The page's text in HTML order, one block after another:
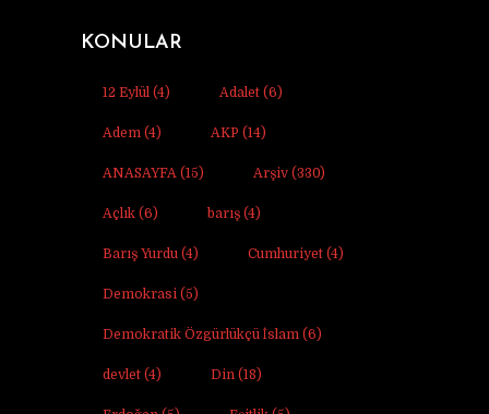
KONULAR
12 Eylül (4) Adalet (6)
Adem (4) AKP (14)
ANASAYFA (15) Arşiv (330)
Açlık (6) barış (4)
Barış Yurdu (4) Cumhuriyet (4)
Demokrasi (5)
Demokratik Özgürlükçü İslam (6)
devlet (4) Din (18)